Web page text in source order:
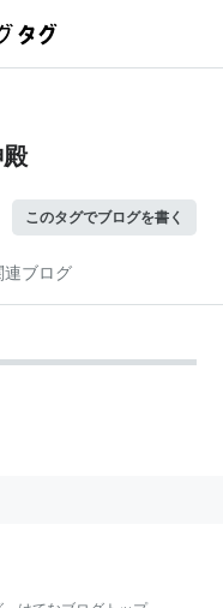
このタグでブログを書く
連ブログ